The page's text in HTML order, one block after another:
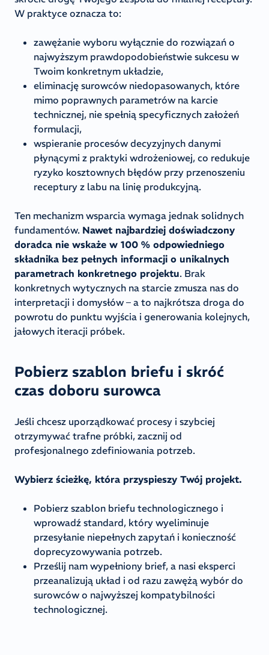
W praktyce oznacza to:
zawężanie wyboru wyłącznie do rozwiązań o
najwyższym prawdopodobieństwie sukcesu w
Twoim konkretnym układzie,
eliminację surowców niedopasowanych, które
mimo poprawnych parametrów na karcie
technicznej, nie spełnią specyficznych założeń
formulacji,
wspieranie procesów decyzyjnych danymi
płynącymi z praktyki wdrożeniowej, co redukuje
ryzyko kosztownych błędów przy przenoszeniu
receptury z labu na linię produkcyjną.
Ten mechanizm wsparcia wymaga jednak solidnych
fundamentów. Nawet najbardziej doświadczony
doradca nie wskaże w 100 % odpowiedniego
składnika bez pełnych informacji o unikalnych
parametrach konkretnego projektu. Brak
konkretnych wytycznych na starcie zmusza nas do
interpretacji i domysłów – a to najkrótsza droga do
powrotu do punktu wyjścia i generowania kolejnych,
jałowych iteracji próbek.
Pobierz szablon briefu i skróć
czas doboru surowca
Jeśli chcesz uporządkować procesy i szybciej
otrzymywać trafne próbki, zacznij od
profesjonalnego zdefiniowania potrzeb.
Wybierz ścieżkę, która przyspieszy Twój projekt.
Pobierz szablon briefu technologicznego i
wprowadź standard, który wyeliminuje
przesyłanie niepełnych zapytań i konieczność
doprecyzowywania potrzeb.
Prześlij nam wypełniony brief, a nasi eksperci
przeanalizują układ i od razu zawężą wybór do
surowców o najwyższej kompatybilności
technologicznej.